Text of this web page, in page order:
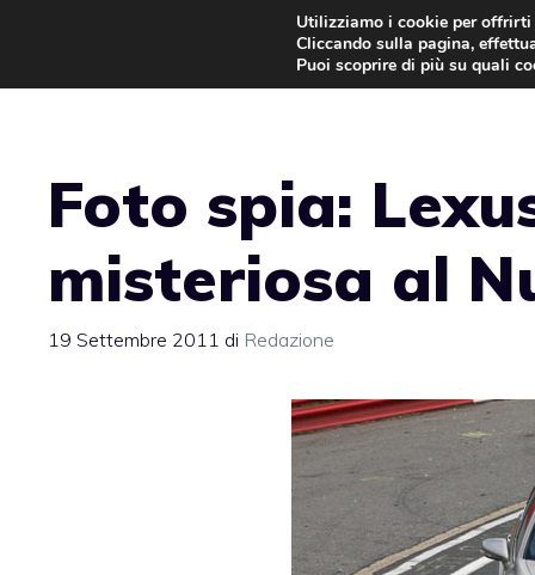
contenuto
Foto spia:
misteriosa al
19 Settembre 2011 di Redazione
Utilizziamo i cookie per
Cliccando sulla pagina,
Puoi scoprire di più su quali